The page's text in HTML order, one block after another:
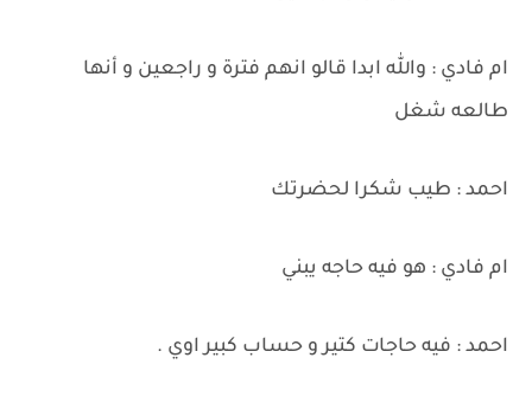
ام فادي : والله ابدا قالو انهم فترة و راجعين و أنها
طالعه شغل
احمد : طيب شكرا لحضرتك
ام فادي : هو فيه حاجه يبني
احمد : فيه حاجات كتير و حساب كبير اوي .